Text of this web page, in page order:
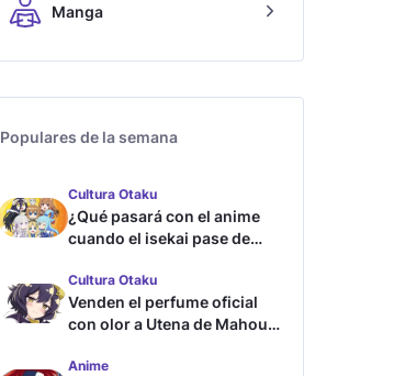
Manga
Populares de la semana
Cultura Otaku
¿Qué pasará con el anime
cuando el isekai pase de
Cultura Otaku
Venden el perfume oficial
con olor a Utena de Mahou
Anime